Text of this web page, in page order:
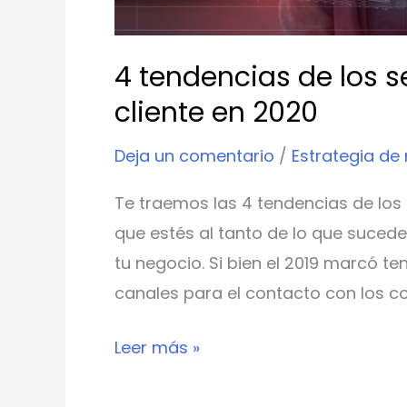
4 tendencias de los
cliente en 2020
Deja un comentario / Estrategia de
Te traemos las 4 tendencias de
que estés al tanto de lo que
tu negocio. Si bien el 2019 marcó
canales para el contacto con los
Leer más »